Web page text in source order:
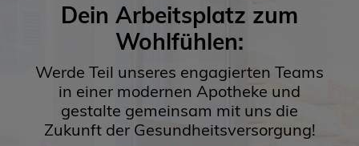
Dein Arbeitsplatz zum
Wohlfühlen:
Werde Teil unseres engagierten Teams
in einer modernen Apotheke und
gestalte gemeinsam mit uns die
Zukunft der Gesundheitsversorgung!